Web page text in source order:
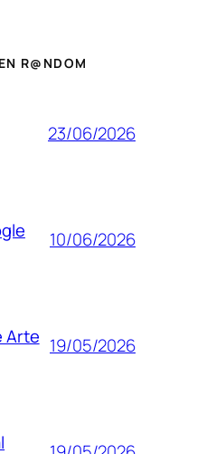
R@NDOM
23/06/2026
10/06/2026
Arte 19/05/2026